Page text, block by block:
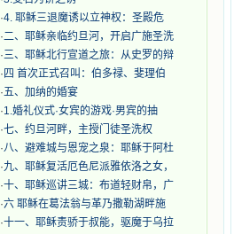
·4. 耶稣三退魔诱以立神权：圣殿危
·二、耶稣亲临约旦河，开启广施圣洗
·三、耶稣北行宣道之旅：从史罗的辩
· 四 首次正式召叫：伯多禄、斐理伯
·五、加纳的婚宴
·1.婚礼仪式·女宾的游戏·男宾的抽
·七、约旦河畔，主授门徒圣洗权
·八、避难城与恩宠之泉：耶稣于阿杜
·九、耶稣复活厄色尼派雅依洛之女，
·十、耶稣巡讲三城：布道轻财帛，广
·六 耶稣在葛法翁与革乃撒勒湖畔施
·十一、耶稣责骄于叔能，驱魔于乌拉